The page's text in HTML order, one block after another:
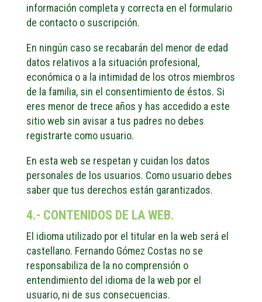
información completa y correcta en el formulario
de contacto o suscripción.
En ningún caso se recabarán del menor de edad
datos relativos a la situación profesional,
económica o a la intimidad de los otros miembros
de la familia, sin el consentimiento de éstos. Si
eres menor de trece años y has accedido a este
sitio web sin avisar a tus padres no debes
registrarte como usuario.
En esta web se respetan y cuidan los datos
personales de los usuarios. Como usuario debes
saber que tus derechos están garantizados.
4.- CONTENIDOS DE LA WEB.
El idioma utilizado por el titular en la web será el
castellano. Fernando Gómez Costas no se
responsabiliza de la no comprensión o
entendimiento del idioma de la web por el
usuario, ni de sus consecuencias.